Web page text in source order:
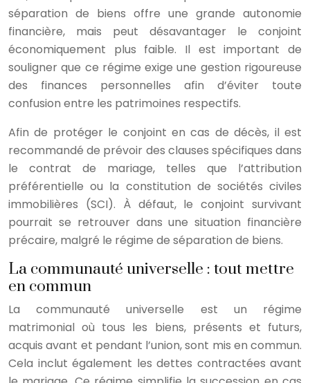
séparation de biens offre une grande autonomie
financière, mais peut désavantager le conjoint
économiquement plus faible. Il est important de
souligner que ce régime exige une gestion rigoureuse
des finances personnelles afin d’éviter toute
confusion entre les patrimoines respectifs.
Afin de protéger le conjoint en cas de décès, il est
recommandé de prévoir des clauses spécifiques dans
le contrat de mariage, telles que l’attribution
préférentielle ou la constitution de sociétés civiles
immobilières (SCI). À défaut, le conjoint survivant
pourrait se retrouver dans une situation financière
précaire, malgré le régime de séparation de biens.
La communauté universelle : tout mettre
en commun
La communauté universelle est un régime
matrimonial où tous les biens, présents et futurs,
acquis avant et pendant l’union, sont mis en commun.
Cela inclut également les dettes contractées avant